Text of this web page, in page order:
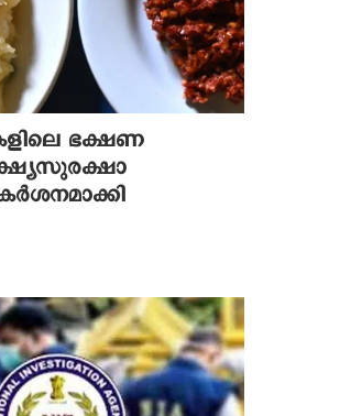
ഭക്ഷണ